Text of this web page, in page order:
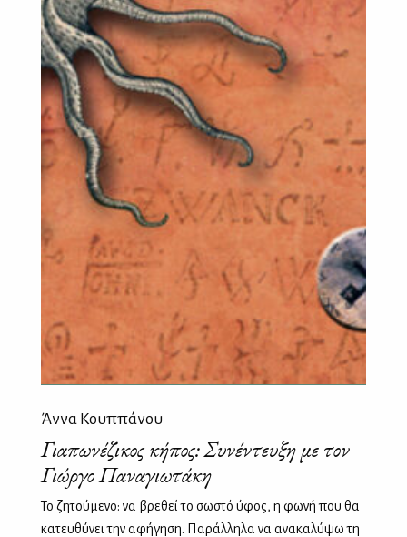
Άννα Κουππάνου
Γιαπωνέζικος κήπος: Συνέντευξη με τον
Γιώργο Παναγιωτάκη
Το ζητούμενο: να βρεθεί το σωστό ύφος, η φωνή που θα
κατευθύνει την αφήγηση. Παράλληλα να ανακαλύψω τη